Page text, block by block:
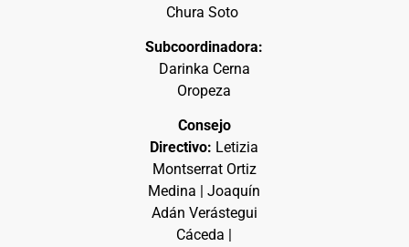
Chura Soto
Subcoordinadora:
Darinka Cerna
Oropeza
Consejo
Directivo: Letizia
Montserrat Ortiz
Medina | Joaquín
Adán Verástegui
Cáceda |